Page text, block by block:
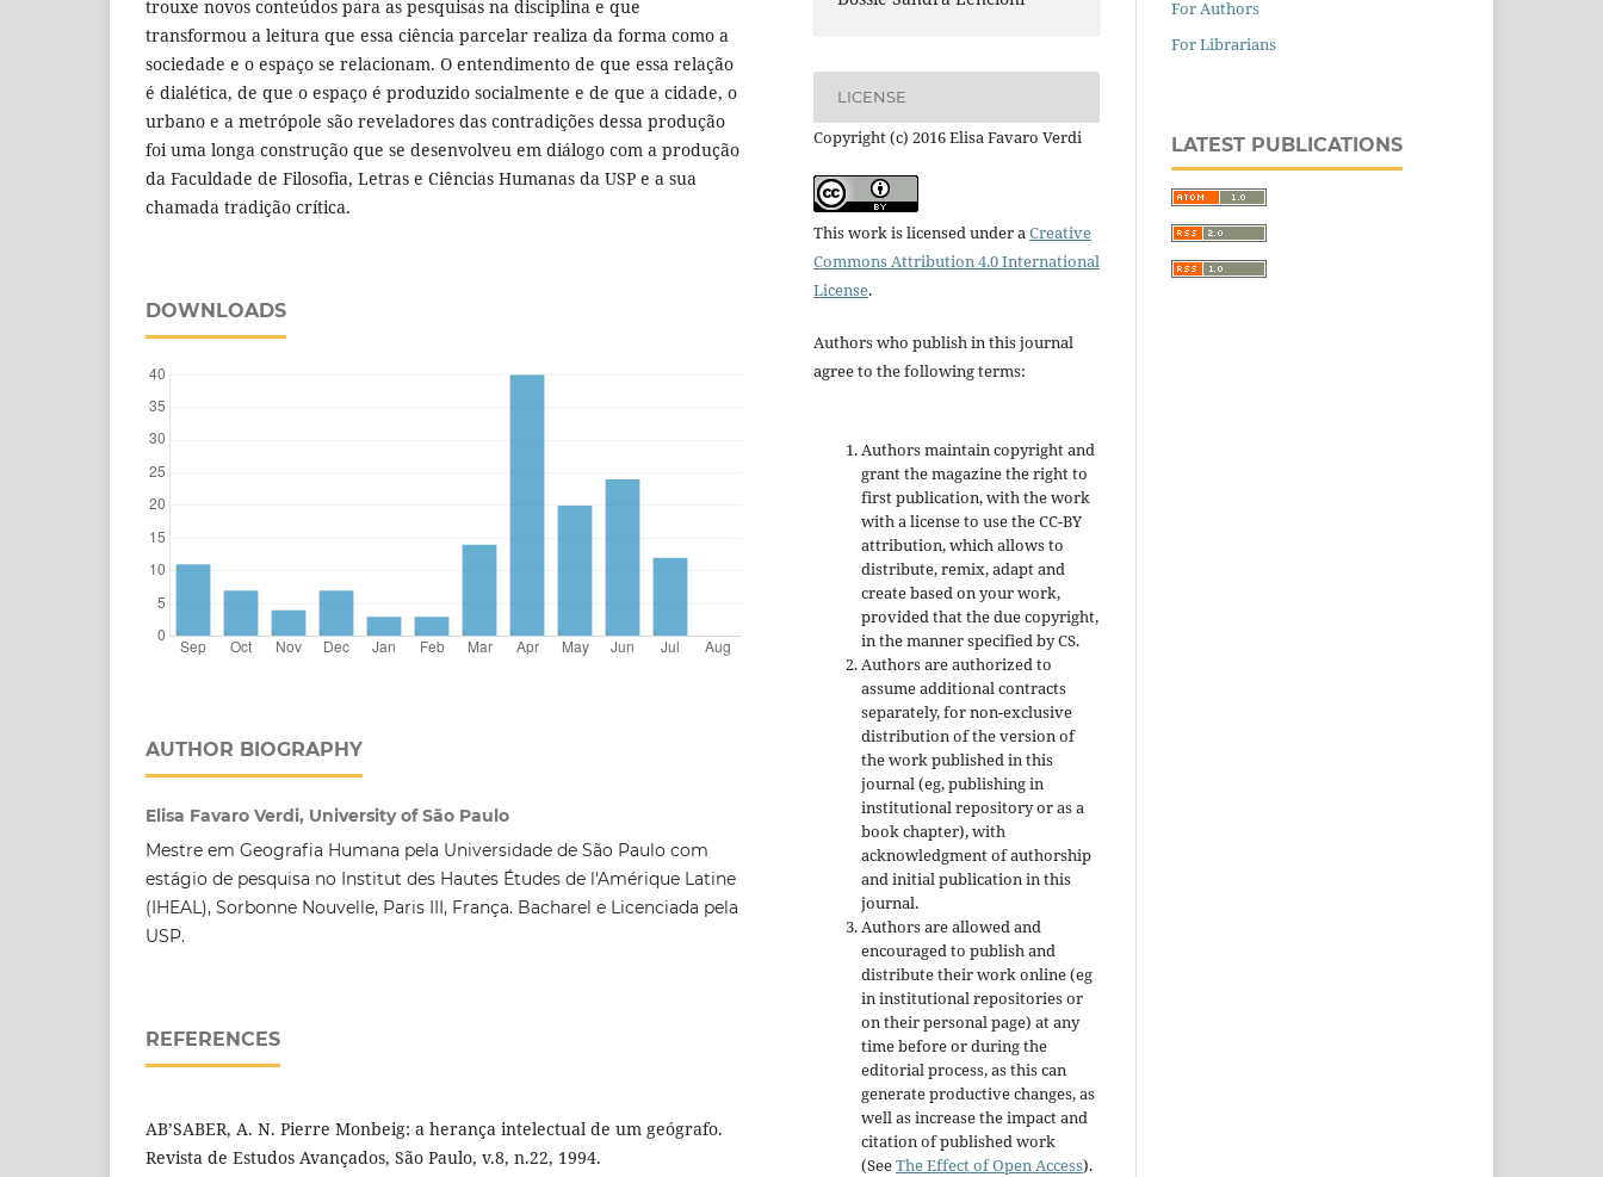
trouxe novos conteúdos para as pesquisas na disciplina e que
transformou a leitura que essa ciência parcelar realiza da forma como a
sociedade e o espaço se relacionam. O entendimento de que essa relação
é dialética, de que o espaço é produzido socialmente e de que a cidade, o
urbano e a metrópole são reveladores das contradições dessa produção
foi uma longa construção que se desenvolveu em diálogo com a produção
da Faculdade de Filosofia, Letras e Ciências Humanas da USP e a sua
chamada tradição crítica.
DOWNLOADS
AUTHOR BIOGRAPHY
Elisa Favaro Verdi, University of São Paulo
Mestre em Geografia Humana pela Universidade de São Paulo com
estágio de pesquisa no Institut des Hautes Études de l'Amérique Latine
(IHEAL), Sorbonne Nouvelle, Paris III, França. Bacharel e Licenciada pela
USP.
REFERENCES
AB’SABER, A. N. Pierre Monbeig: a herança intelectual de um geógrafo.
Revista de Estudos Avançados, São Paulo, v.8, n.22, 1994.
LICENSE
Copyright (c) 2016 Elisa Favaro Verdi
This work is licensed under a Creative
Commons Attribution 4.0 International
License.
Authors who publish in this journal
agree to the following terms:
Authors maintain copyright and
grant the magazine the right to
first publication, with the work
with a license to use the CC-BY
attribution, which allows to
distribute, remix, adapt and
create based on your work,
provided that the due copyright,
in the manner specified by CS.
Authors are authorized to
assume additional contracts
separately, for non-exclusive
distribution of the version of
the work published in this
journal (eg, publishing in
institutional repository or as a
book chapter), with
acknowledgment of authorship
and initial publication in this
journal.
Authors are allowed and
encouraged to publish and
distribute their work online (eg
in institutional repositories or
on their personal page) at any
time before or during the
editorial process, as this can
generate productive changes, as
well as increase the impact and
citation of published work
(SeeThe Effect of Open Access).
For Authors
For Librarians
LATEST PUBLICATIONS